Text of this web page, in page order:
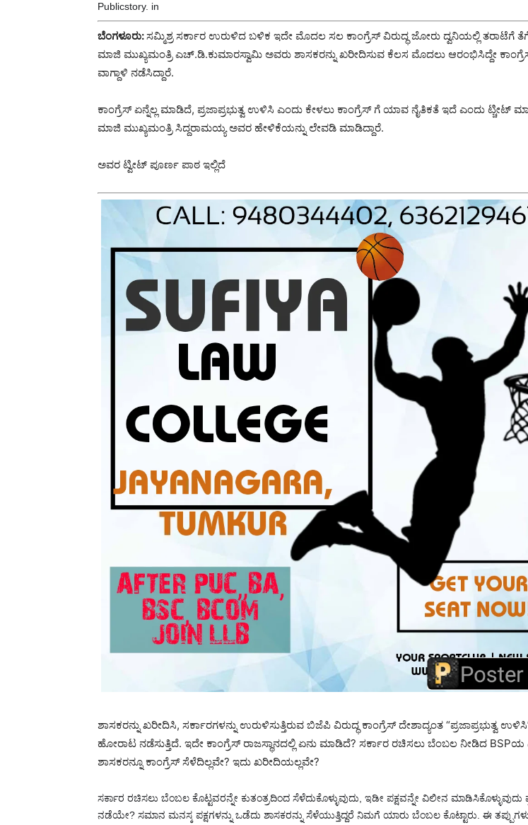
Publicstory. in
ಬೆಂಗಳೂರು:ಸಮ್ಮಿಶ್ರ ಸರ್ಕಾರ ಉರುಳಿದ ಬಳಿಕ ಇದೇ ಮೊದಲ ಸಲ ಕಾಂಗ್ರೆಸ್ ವಿರುದ್ಧ ಜೋರು ದ್ವನಿಯಲ್ಲಿ ತರಾಟೆಗೆ
ಮಾಜಿ ಮುಖ್ಯಮಂತ್ರಿ ಎಚ್.ಡಿ.ಕುಮಾರಸ್ವಾಮಿ ಅವರು ಶಾಸಕರನ್ನು ಖರೀದಿಸುವ ಕೆಲಸ ಮೊದಲು ಆರಂಭಿಸಿದ್ದೇ
ವಾಗ್ದಾಳಿ ನಡೆಸಿದ್ದಾರೆ.
ಕಾಂಗ್ರೆಸ್ ಏನ್ನೆಲ್ಲ ಮಾಡಿದೆ, ಪ್ರಜಾಪ್ರಭುತ್ವ ಉಳಿಸಿ ಎಂದು ಕೇಳಲು ಕಾಂಗ್ರೆಸ್ ಗೆ ಯಾವ ನೈತಿಕತೆ ಇದೆ ಎಂದು ಟ್ಚೀಟ್
ಮಾಜಿ ಮುಖ್ಯಮಂತ್ರಿ ಸಿದ್ದರಾಮಯ್ಯ ಅವರ ಹೇಳಿಕೆಯನ್ನು ಲೇವಡಿ ಮಾಡಿದ್ದಾರೆ.
ಅವರ ಟ್ವೀಟ್ ಪೂರ್ಣ ಪಾಠ ಇಲ್ಲಿದೆ
ಶಾಸಕರನ್ನು ಖರೀದಿಸಿ, ಸರ್ಕಾರಗಳನ್ನು ಉರುಳಿಸುತ್ತಿರುವ ಬಿಜೆಪಿ ವಿರುದ್ಧ ಕಾಂಗ್ರೆಸ್ ದೇಶಾದ್ಯಂತ “ಪ್ರಜಾಪ್ರಭುತ್ವ
ಹೋರಾಟ ನಡೆಸುತ್ತಿದೆ. ಇದೇ ಕಾಂಗ್ರೆಸ್ ರಾಜಸ್ಥಾನದಲ್ಲಿ ಏನು ಮಾಡಿದೆ? ಸರ್ಕಾರ ರಚಿಸಲು ಬೆಂಬಲ ನೀಡಿದ BSPಯ
ಶಾಸಕರನ್ನೂ ಕಾಂಗ್ರೆಸ್ ಸೆಳೆದಿಲ್ಲವೇ? ಇದು ಖರೀದಿಯಲ್ಲವೇ?
ಸರ್ಕಾರ ರಚಿಸಲು ಬೆಂಬಲ ಕೊಟ್ಟವರನ್ನೇ ಕುತಂತ್ರದಿಂದ ಸೆಳೆದುಕೊಳ್ಳುವುದು, ಇಡೀ ಪಕ್ಷವನ್ನೇ ವಿಲೀನ ಮಾಡಿಸಿಕೊಳ್ಳುವುದು
ನಡೆಯೇ? ಸಮಾನ ಮನಸ್ಕ ಪಕ್ಷಗಳನ್ನು ಒಡೆದು ಶಾಸಕರನ್ನು ಸೆಳೆಯುತ್ತಿದ್ದರೆ ನಿಮಗೆ ಯಾರು ಬೆಂಬಲ ಕೊಟ್ಟಾರು. ಈ